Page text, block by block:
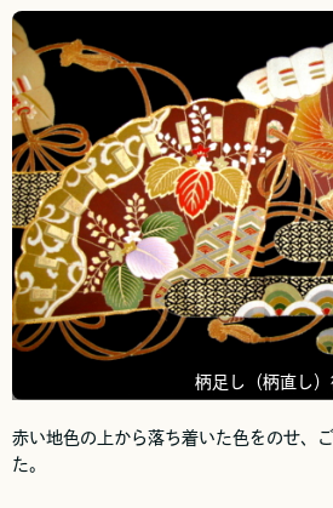
柄足し（柄直し）
赤い地色の上から落ち着いた色をのせ、
た。